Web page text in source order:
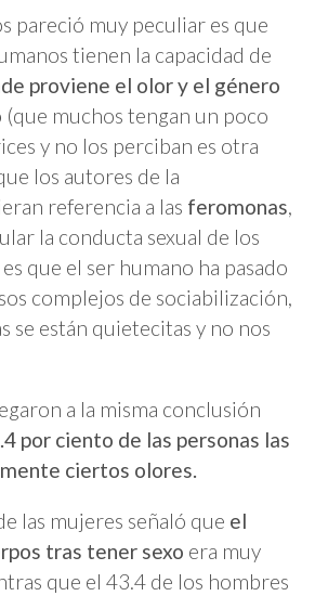
pareció muy peculiar es que
tienen la capacidad de
proviene el olor y el género
(que muchos tengan un poco
y no los perciban es otra
los autores de la
referencia a las feromonas,
la conducta sexual de los
que el ser humano ha pasado
complejos de sociabilización,
se están quietecitas y no nos
a la misma conclusión
por ciento de las personas las
ciertos olores.
las mujeres señaló que el
tras tener sexo era muy
que el 43.4 de los hombres